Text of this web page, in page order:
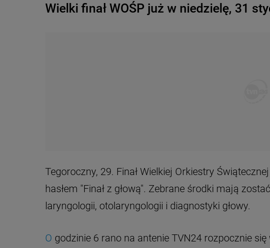
Wielki finał WOŚP już w niedzielę, 31
Tegoroczny, 29. Finał Wielkiej Orkiestry
hasłem "Finał z głową". Zebrane środki mają
laryngologii, otolaryngologii i diagnostyki głowy.
O godzinie 6 rano na antenie TVN24 rozpocznie